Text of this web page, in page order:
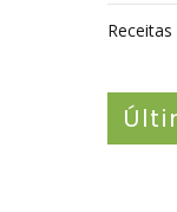
Receitas